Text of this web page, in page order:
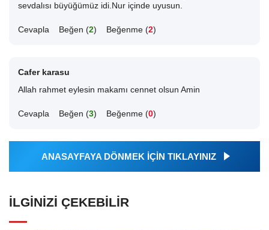
sevdalısı büyüğümüz idi.Nur içinde uyusun.
Cevapla Beğen (2) Beğenme (2)
Cafer karasu
Allah rahmet eylesin makamı cennet olsun Amin
Cevapla Beğen (3) Beğenme (0)
ANASAYFAYA DÖNMEK İÇİN TIKLAYINIZ
İLGINIZI ÇEKEBILIR